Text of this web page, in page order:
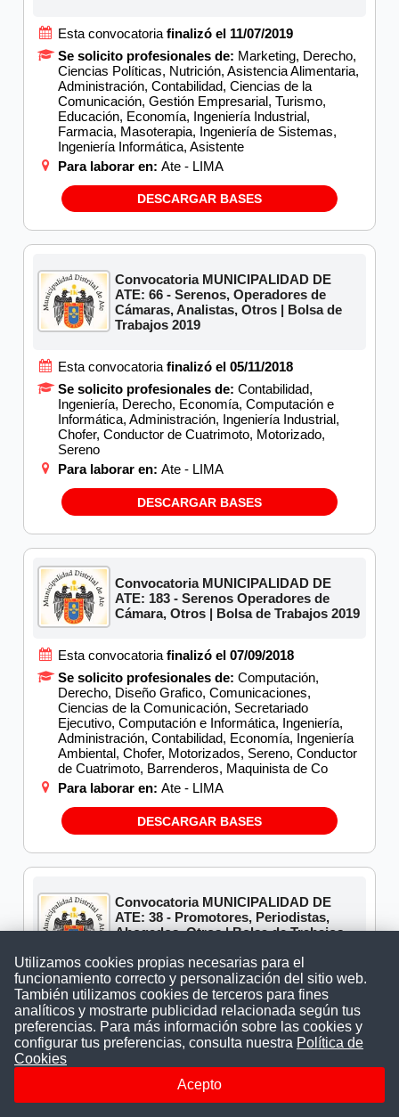
Esta convocatoria finalizó el 11/07/2019
Se solicito profesionales de: Marketing, Derecho,
Ciencias Políticas, Nutrición, Asistencia Alimentaria,
Administración, Contabilidad, Ciencias de la
Comunicación, Gestión Empresarial, Turismo,
Educación, Economía, Ingeniería Industrial,
Farmacia, Masoterapia, Ingeniería de Sistemas,
Ingeniería Informática, Asistente
Para laborar en: Ate - LIMA
DESCARGAR BASES
Convocatoria MUNICIPALIDAD DE
ATE: 66 - Serenos, Operadores de
Cámaras, Analistas, Otros | Bolsa de
Trabajos 2019
Esta convocatoriafinalizó el 05/11/2018
Se solicito profesionales de: Contabilidad,
Ingeniería, Derecho, Economía, Computación e
Informática, Administración, Ingeniería Industrial,
Chofer, Conductor de Cuatrimoto, Motorizado,
Sereno
Para laborar en: Ate - LIMA
DESCARGAR BASES
Convocatoria MUNICIPALIDAD DE
ATE: 183 - Serenos Operadores de
Cámara, Otros | Bolsa de Trabajos 2019
Esta convocatoria finalizó el 07/09/2018
Se solicito profesionales de: Computación,
Derecho, Diseño Grafico, Comunicaciones,
Ciencias de la Comunicación, Secretariado
Ejecutivo, Computación e Informática, Ingeniería,
Administración, Contabilidad, Economía, Ingeniería
Ambiental, Chofer, Motorizados, Sereno, Conductor
de Cuatrimoto, Barrenderos, Maquinista de Co
Para laborar en: Ate - LIMA
DESCARGAR BASES
Convocatoria MUNICIPALIDAD DE
ATE: 38 - Promotores, Periodistas,
Abogados, Otros | Bolsa de Trabajos
Esta convocatoriafinalizó el 20/07/2018
Se solicito profesionales de:Contabilidad,
Psicología, Enfermería, Computación e Informática,
Motivación y Liderazgo Social, Cirujano Dentista,
Derecho, Administración, Ciencias Biológicas,
Ciencias Quimica - Biologicas, Ciencias
Economicas, Economía, Ciencias de la
Comunicación, Secretariado, Promotor
Utilizamos cookies propias necesarias para el
funcionamiento correcto y personalización del sitio web.
También utilizamos cookies de terceros para fines
analíticos y mostrarte publicidad relacionada según tus
preferencias. Para más información sobre las cookies y
configurar tus preferencias, consulta nuestra Política de
Cookies
Acepto